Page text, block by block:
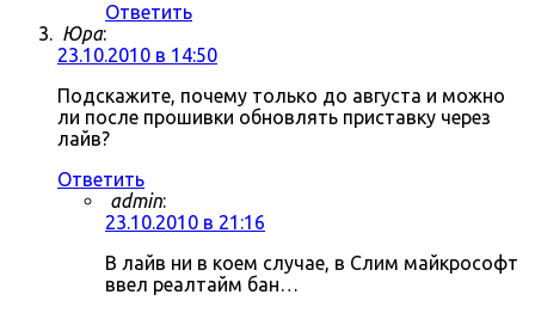
Ответить
Юра:
23.10.2010 в 14:50
Подскажите, почему только до августа и можно
ли после прошивки обновлять приставку через
лайв?
Ответить
admin:
23.10.2010 в 21:16
В лайв ни в коем случае, в Слим майкрософт
ввел реалтайм бан…